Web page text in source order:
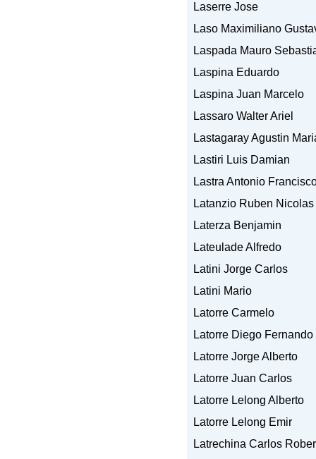
Laserre Jose
Laso Maximiliano
Laspada Mauro
Laspina Eduardo
Laspina Juan Marcelo
Lassaro Walter Ariel
Lastagaray Agustin
Lastiri Luis Damian
Lastra Antonio
Latanzio Ruben Nicolas
Laterza Benjamin
Lateulade Alfredo
Latini Jorge Carlos
Latini Mario
Latorre Carmelo
Latorre Diego Fernando
Latorre Jorge Alberto
Latorre Juan Carlos
Latorre Lelong Alberto
Latorre Lelong Emir
Latrechina Carlos